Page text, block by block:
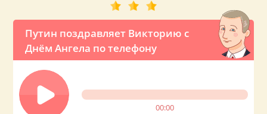
Путин поздравляет Викторию с
Днём Ангела по телефону
00:00